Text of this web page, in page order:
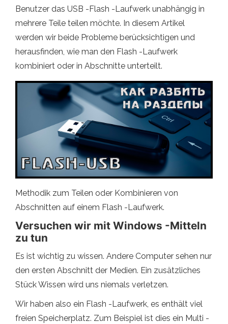
Benutzer das USB -Flash -Laufwerk unabhängig in
mehrere Teile teilen möchte. In diesem Artikel
werden wir beide Probleme berücksichtigen und
herausfinden, wie man den Flash -Laufwerk
kombiniert oder in Abschnitte unterteilt.
Methodik zum Teilen oder Kombinieren von
Abschnitten auf einem Flash -Laufwerk.
Versuchen wir mit Windows -Mitteln
zu tun
Es ist wichtig zu wissen. Andere Computer sehen nur
den ersten Abschnitt der Medien. Ein zusätzliches
Stück Wissen wird uns niemals verletzen.
Wir haben also ein Flash -Laufwerk, es enthält viel
freien Speicherplatz. Zum Beispiel ist dies ein Multi -